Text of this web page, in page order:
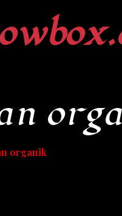
organik